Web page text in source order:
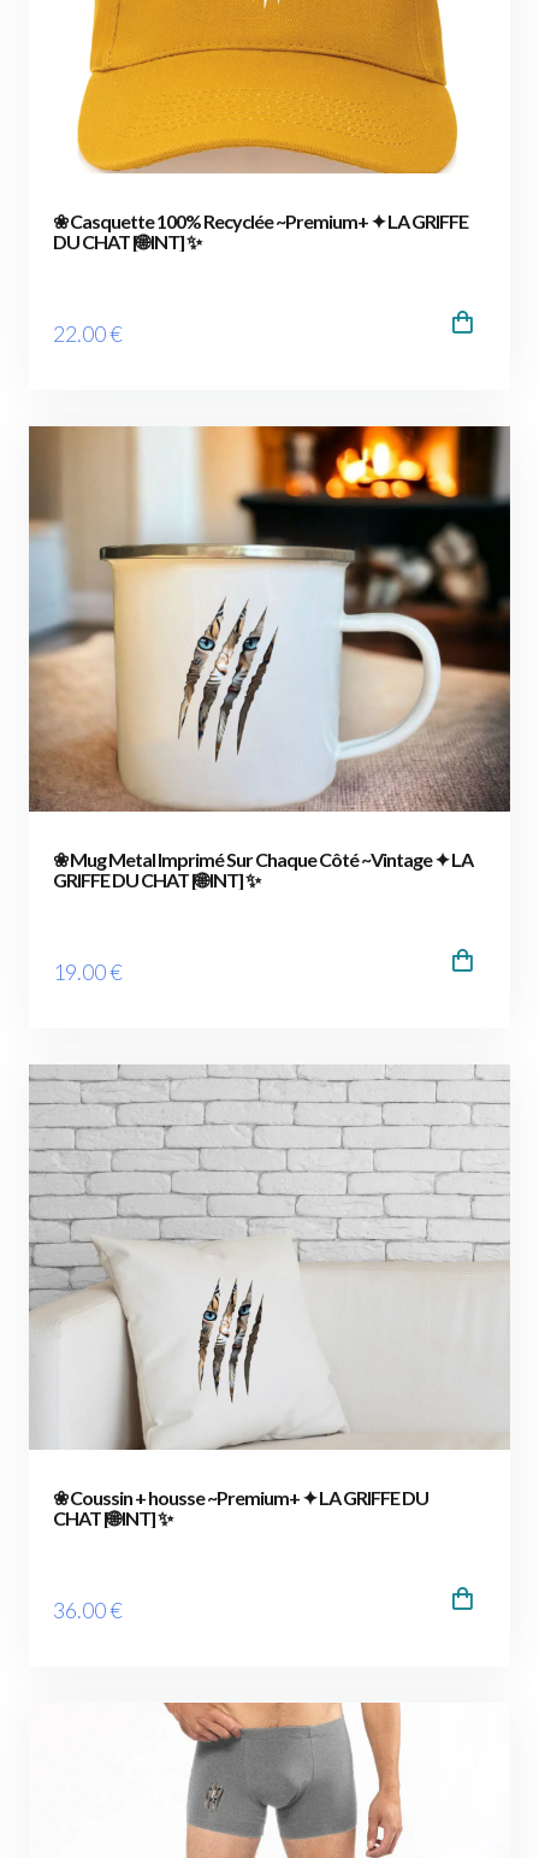
❀ Casquette 100% Recyclée ~Premium+ ✦ LA GRIFFE
DU CHAT [🌐 INT] ✨
22.00€
❀ Mug Metal Imprimé Sur Chaque Côté ~Vintage ✦ LA
GRIFFE DU CHAT [🌐 INT] ✨
19.00€
❀ Coussin + housse ~Premium+ ✦ LA GRIFFE DU
CHAT [🌐 INT] ✨
36.00€